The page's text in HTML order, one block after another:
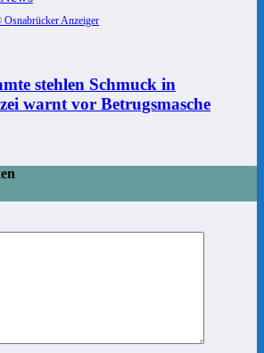
Anzeiger
stehlen Schmuck in
warnt vor Betrugsmasche